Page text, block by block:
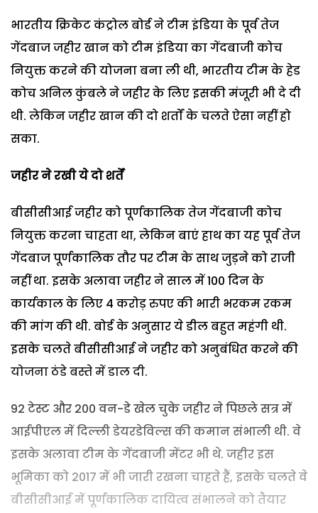
भारतीय क्रिकेट कंट्रोल बोर्ड ने टीम इंडिया के पूर्व तेज
गेंदबाज जहीर खान को टीम इंडिया का गेंदबाजी कोच
नियुक्त करने की योजना बना ली थी, भारतीय टीम के हेड
कोच अनिल कुंबले ने जहीर के लिए इसकी मंजूरी भी दे दी
थी. लेकिन जहीर खान की दो शर्तों के चलते ऐसा नहीं हो
सका.
जहीर ने रखी ये दो शर्तें
बीसीसीआई जहीर को पूर्णकालिक तेज गेंदबाजी कोच
नियुक्त करना चाहता था, लेकिन बाएं हाथ का यह पूर्व तेज
गेंदबाज पूर्णकालिक तौर पर टीम के साथ जुड़ने को राजी
नहीं था. इसके अलावा जहीर ने साल में 100 दिन के
कार्यकाल के लिए 4 करोड़ रुपए की भारी भरकम रकम
की मांग की थी. बोर्ड के अनुसार ये डील बहुत महंगी थी.
इसके चलते बीसीसीआई ने जहीर को अनुबंधित करने की
योजना ठंडे बस्ते में डाल दी.
92 टेस्ट और 200 वन-डे खेल चुके जहीर ने पिछले सत्र में
आईपीएल में दिल्ली डेयरडेविल्स की कमान संभाली थी. वे
इसके अलावा टीम के गेंदबाजी मेंटर भी थे. जहीर इस
भूमिका को 2017 में भी जारी रखना चाहते हैं, इसके चलते वे
बीसीसीआई में पूर्णकालिक दायित्व संभालने को तैयार